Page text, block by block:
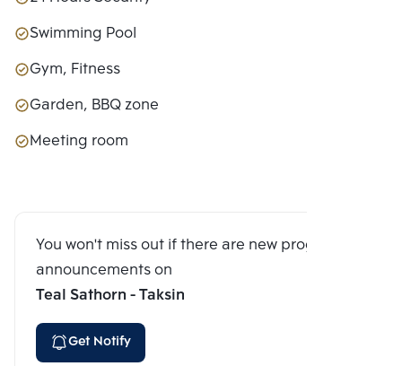
Swimming Pool
Gym, Fitness
Garden, BBQ zone
Meeting room
You won't miss out if there are new program
announcements on
Teal Sathorn - Taksin
Get Notify